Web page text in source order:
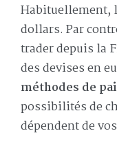
Habituellement,
dollars. Par
trader depuis la
des devises en
méthodes de
possibilités de
dépendent de